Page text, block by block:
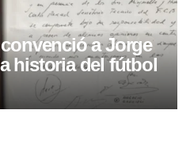
a Jorge
historia del fútbol